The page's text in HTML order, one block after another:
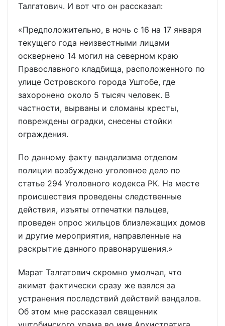
Талгатович. И вот что он рассказал:
«Предположительно, в ночь с 16 на 17 января
текущего года неизвестными лицами
осквернено 14 могил на северном краю
Православного кладбища, расположенного по
улице Островского города Уштобе, где
захоронено около 5 тысяч человек. В
частности, вырваны и сломаны кресты,
повреждены оградки, снесены стойки
ограждения.
По данному факту вандализма отделом
полиции возбуждено уголовное дело по
статье 294 Уголовного кодекса РК. На месте
происшествия проведены следственные
действия, изъяты отпечатки пальцев,
проведен опрос жильцов близлежащих домов
и другие мероприятия, направленные на
раскрытие данного правонарушения.»
Марат Талгатович скромно умолчал, что
акимат фактически сразу же взялся за
устранения последствий действий вандалов.
Об этом мне рассказал священник